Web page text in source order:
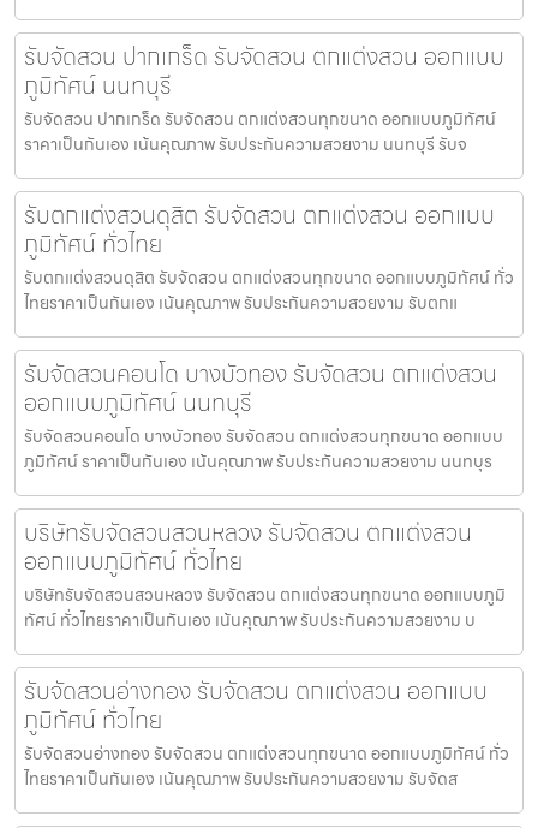
รับจัดสวน ปากเกร็ด รับจัดสวน ตกแต่งสวน ออกแบบ
ภูมิทัศน์ นนทบุรี
รับจัดสวน ปากเกร็ด รับจัดสวน ตกแต่งสวนทุกขนาด ออกแบบภูมิทัศน์
ราคาเป็นกันเอง เน้นคุณภาพ รับประกันความสวยงาม นนทบุรี รับจ
รับตกแต่งสวนดุสิต รับจัดสวน ตกแต่งสวน ออกแบบ
ภูมิทัศน์ ทั่วไทย
รับตกแต่งสวนดุสิต รับจัดสวน ตกแต่งสวนทุกขนาด ออกแบบภูมิทัศน์ ทั่ว
ไทยราคาเป็นกันเอง เน้นคุณภาพ รับประกันความสวยงาม รับตกแ
รับจัดสวนคอนโด บางบัวทอง รับจัดสวน ตกแต่งสวน
ออกแบบภูมิทัศน์ นนทบุรี
รับจัดสวนคอนโด บางบัวทอง รับจัดสวน ตกแต่งสวนทุกขนาด ออกแบบ
ภูมิทัศน์ ราคาเป็นกันเอง เน้นคุณภาพ รับประกันความสวยงาม นนทบุร
บริษัทรับจัดสวนสวนหลวง รับจัดสวน ตกแต่งสวน
ออกแบบภูมิทัศน์ ทั่วไทย
บริษัทรับจัดสวนสวนหลวง รับจัดสวน ตกแต่งสวนทุกขนาด ออกแบบภูมิ
ทัศน์ ทั่วไทยราคาเป็นกันเอง เน้นคุณภาพ รับประกันความสวยงาม บ
รับจัดสวนอ่างทอง รับจัดสวน ตกแต่งสวน ออกแบบ
ภูมิทัศน์ ทั่วไทย
รับจัดสวนอ่างทอง รับจัดสวน ตกแต่งสวนทุกขนาด ออกแบบภูมิทัศน์ ทั่ว
ไทยราคาเป็นกันเอง เน้นคุณภาพ รับประกันความสวยงาม รับจัดส